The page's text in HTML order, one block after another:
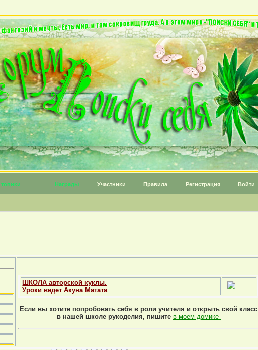
Награды Участники Правила Регистрация Войти
ШКОЛА авторской куклы.
Уроки ведет Акуна Матата
Если вы хотите попробовать себя в роли учителя и открыть свой класс
в нашей школе рукоделия, пишите в моем домике